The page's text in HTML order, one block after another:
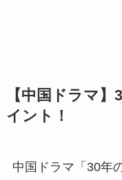
【中国ドラマ
イント！
中国ドラマ「30年